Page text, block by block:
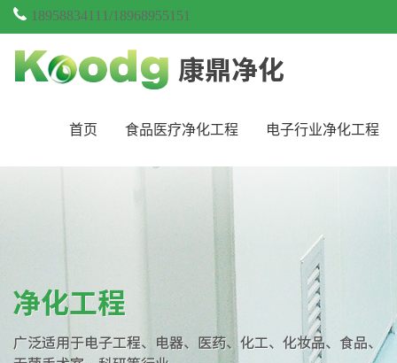
18958834111/18968955151
首页 食品医疗净化工程 电子行业净化工程